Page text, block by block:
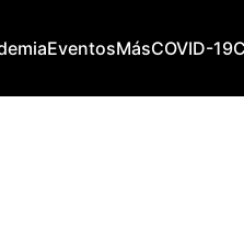
EventosMásCOVID-19